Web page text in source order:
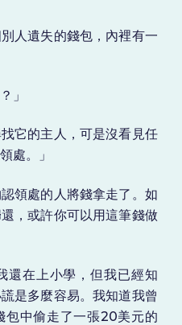
人遺失的錢包，內裡有一
」
它的主人，可是沒看見任
處。」
領處的人將錢拿走了。如
，或許你可以用這筆錢做
還在上小學，但我已經知
是多麼容易。我知道我曾
包中偷走了一張20美元的